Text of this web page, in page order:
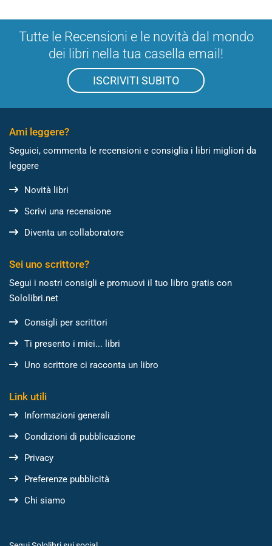
Tutte le Recensioni e le novità dal mondo
dei libri nella tua casella email!
ISCRIVITI SUBITO
Ami leggere?
Seguici, commenta le recensioni e consiglia i libri migliori da
leggere
Novità libri
Scrivi una recensione
Diventa un collaboratore
Sei uno scrittore?
Segui i nostri consigli e promuovi il tuo libro gratis con
Sololibri.net
Consigli per scrittori
Ti presento i miei... libri
Uno scrittore ci racconta un libro
Link utili
Informazioni generali
Condizioni di pubblicazione
Privacy
Preferenze pubblicità
Chi siamo